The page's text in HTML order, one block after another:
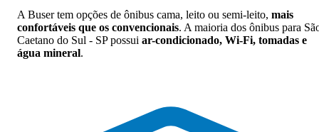
A Buser tem opções de ônibus cama, leito ou semi-leito, mais
confortáveis que os convencionais. A maioria dos ônibus para
Caetano do Sul - SP possui ar-condicionado, Wi-Fi, tomadas e
água mineral.